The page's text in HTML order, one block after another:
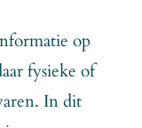
op
fysieke of
In dit